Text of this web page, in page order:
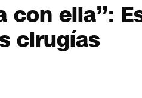
con ella”:
cirugías